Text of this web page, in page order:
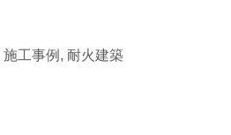
施工事例 , 耐火建築